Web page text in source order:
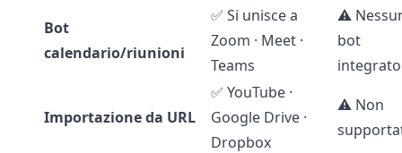
Bot
calendario/riunioni
✅ Si unisce a
Zoom · Meet ·
Teams
⚠️
bot
integrato
Importazione da URL
✅ YouTube ·
Google Drive ·
Dropbox
⚠️ Non